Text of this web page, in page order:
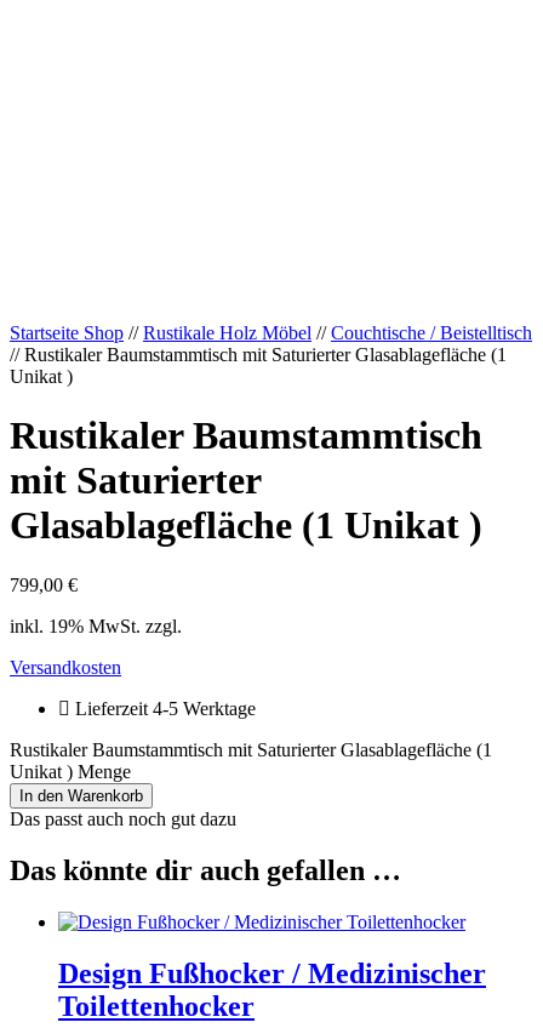
Startseite Shop //Rustikale Holz Möbel //Couchtische / Beistelltisch
// Rustikaler Baumstammtisch mit Saturierter Glasablagefläche (1
Unikat )
Rustikaler Baumstammtisch
mit Saturierter
Glasablagefläche (1 Unikat )
799,00 €
inkl. 19% MwSt. zzgl.
Versandkosten
Lieferzeit 4-5 Werktage
Rustikaler Baumstammtisch mit Saturierter Glasablagefläche (1
Unikat ) Menge
In den Warenkorb
Das passt auch noch gut dazu
Das könnte dir auch gefallen …
Design Fußhocker / Medizinischer
Toilettenhocker